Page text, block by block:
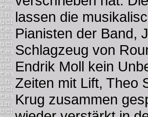
lassen die
Pianisten der Band,
Schlagzeug von
Endrik Moll kein
Zeiten mit Lift, Theo
Krug zusammen